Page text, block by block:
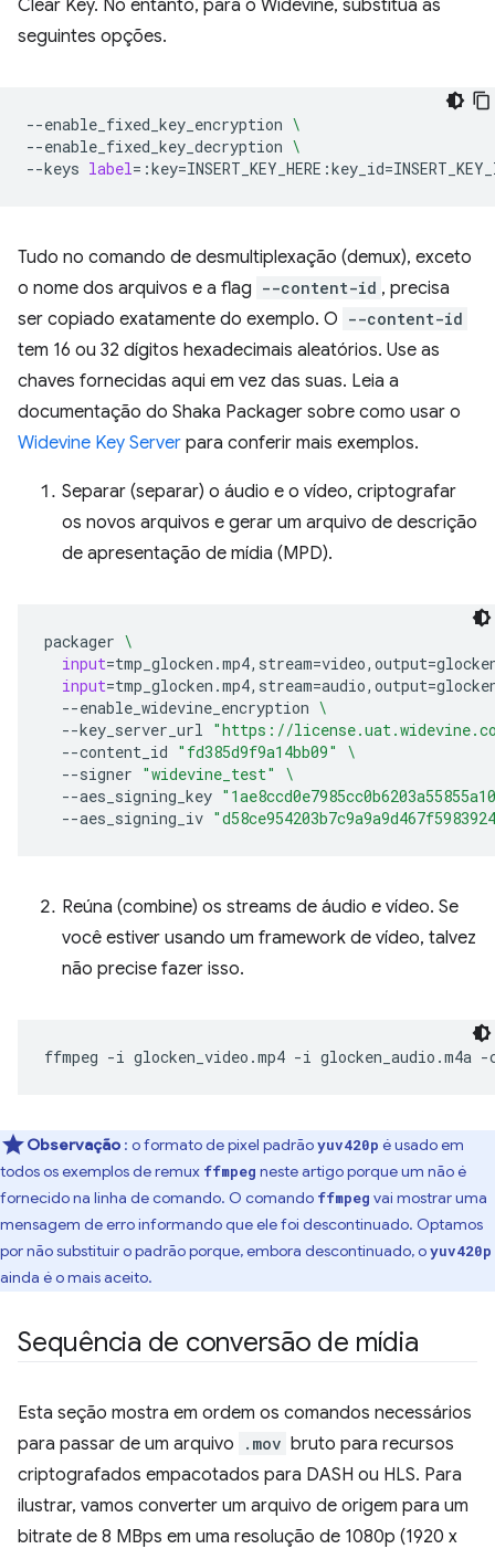
Clear Key. No entanto, para o Widevine, substitua as
seguintes opções.
--enable_fixed_key_encryption \
--enable_fixed_key_decryption \
--keys label= :key=INSERT_KEY_HERE:key_id=
Tudo no comando de desmultiplexação (demux), exceto
o nome dos arquivos e a flag --content-id , precisa
ser copiado exatamente do exemplo. O --content-id
tem 16 ou 32 dígitos hexadecimais aleatórios. Use as
chaves fornecidas aqui em vez das suas. Leia a
documentação do Shaka Packager sobre como usar o
Widevine Key Server para conferir mais exemplos.
Separar (separar) o áudio e o vídeo, criptografar
os novos arquivos e gerar um arquivo de descrição
de apresentação de mídia (MPD).
packager \
input=tmp_glocken.mp4,stream=video,output=
input=tmp_glocken.mp4,stream=audio,output=
--enable_widevine_encryption \
--key_server_url "https://
--content_id "fd385d9f9a14bb09"
\
--signer "widevine_test"
\
--aes_signing_key
--aes_signing_iv
Reúna (combine) os streams de áudio e vídeo. Se
você estiver usando um framework de vídeo, talvez
não precise fazer isso.
ffmpeg -i glocken_video.mp4 -i glocken_audio.m4a -
Observação : o formato de pixel padrãoyuv420p é usado em
todos os exemplos de remux ffmpeg neste artigo porque um não é
fornecido na linha de comando. O comando ffmpeg vai mostrar uma
mensagem de erro informando que ele foi descontinuado. Optamos
por não substituir o padrão porque, embora descontinuado, oyuv420p
ainda é o mais aceito.
Sequência de conversão de mídia
Esta seção mostra em ordem os comandos necessários
para passar de um arquivo
.mov bruto para recursos
criptografados empacotados para DASH ou HLS. Para
ilustrar, vamos converter um arquivo de origem para um
bitrate de 8 MBps em uma resolução de 1080p (1920 x